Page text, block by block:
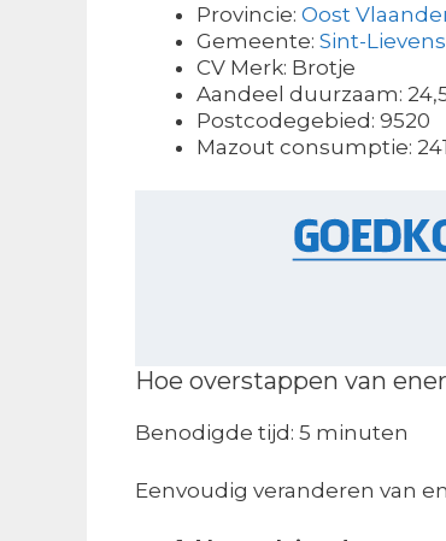
Provincie: Oost
Gemeente: Sint-
CV Merk: Brotje
Aandeel duurzaam:
Postcodegebied: 9520
Mazout consumptie:
Hoe overstappen van
Benodigde tijd: 5 minuten
Eenvoudig veranderen van